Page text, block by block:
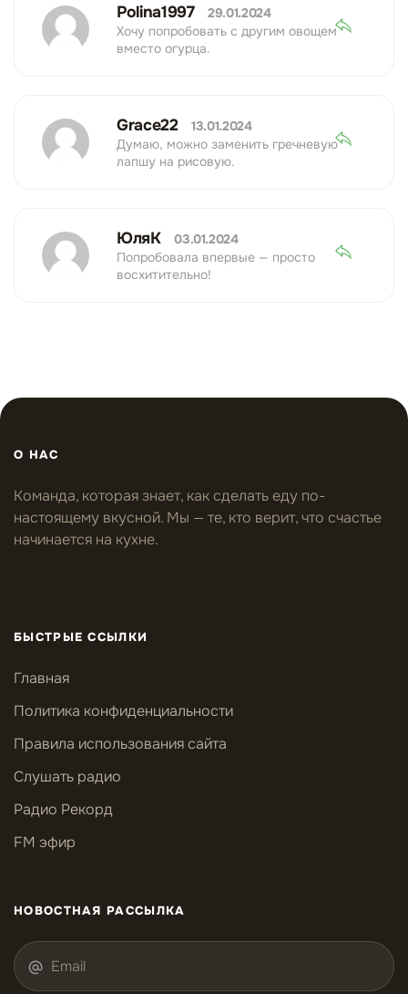
Polina1997
29.01.2024
Хочу попробовать с другим овощем
вместо огурца.
Grace22
13.01.2024
Думаю, можно заменить гречневую
лапшу на рисовую.
ЮляК
03.01.2024
Попробовала впервые — просто
восхитительно!
О НАС
Команда, которая знает, как сделать еду по-
настоящему вкусной. Мы — те, кто верит, что счастье
начинается на кухне.
БЫСТРЫЕ ССЫЛКИ
Главная
Политика конфиденциальности
Правила использования сайта
Слушать радио
Радио Рекорд
FM эфир
НОВОСТНАЯ РАССЫЛКА